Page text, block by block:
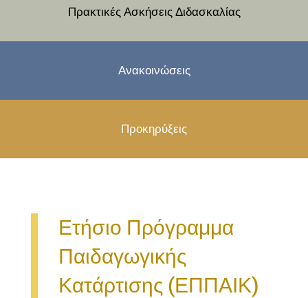
Πρακτικές Ασκήσεις Διδασκαλίας
Ανακοινώσεις
Προκηρύξεις
Ετήσιο Πρόγραμμα
Παιδαγωγικής
Κατάρτισης (ΕΠΠΑΙΚ)